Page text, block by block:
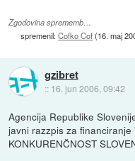
Zgodovina sprememb…
spremenil:Cofko Cof(16. maj
gzibret
:: 16. jun 2006, 09:42
Agencija Republike
javni razzpis za
KONKURENČNOST